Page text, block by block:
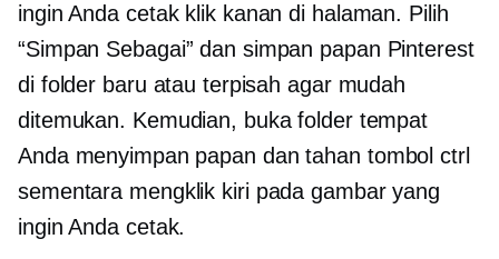
ingin Anda cetak klik kanan di halaman. Pilih
“Simpan Sebagai” dan simpan papan Pinterest
di folder baru atau terpisah agar mudah
ditemukan. Kemudian, buka folder tempat
Anda menyimpan papan dan tahan tombol ctrl
sementara mengklik kiripada gambar yang
ingin Anda cetak.